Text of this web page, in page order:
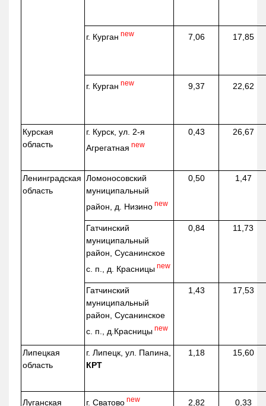
г. Курган new 7,06 17,85
г. Курган new 9,37 22,62
Курская
область
г. Курск, ул. 2-я
Агрегатная new
0,43 26,67
Ленинградская
область
Ломоносовский
муниципальный
район, д. Низино new
0,50 1,47
Гатчинский
муниципальный
район, Сусанинское
с. п., д. Красницы new
0,84 11,73
Гатчинский
муниципальный
район, Сусанинское
с. п., д.Красницы new
1,43 17,53
Липецкая
область
г. Липецк, ул. Папина,
КРТ
1,18 15,60
Луганская
г. Сватово new 2,82 0,33